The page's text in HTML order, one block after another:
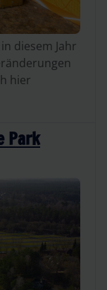
diesem Jahr
hier
Park